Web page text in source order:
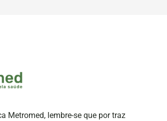
Metromed, lembre-se que por traz